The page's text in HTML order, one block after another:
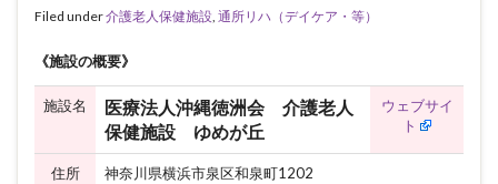
Filed under介護老人保健施設, 通所リハ（デイケア・等）
《施設の概要》
施設名
医療法人沖縄徳洲会 介護老人
保健施設 ゆめが丘
ウェブサイ
ト
住所 神奈川県横浜市泉区和泉町1202